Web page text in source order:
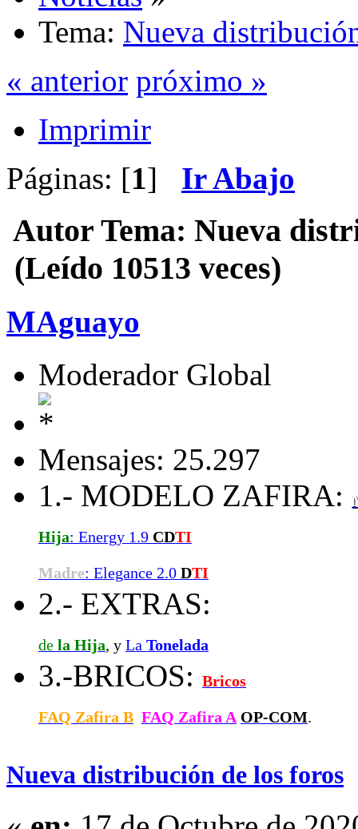
Tema: Nueva
« anterior próximo »
Imprimir
Páginas: [1] Ir Abajo
Autor Tema: Nueva
(Leído 10513 veces)
MAguayo
Moderador Global
Mensajes: 25.297
1.- MODELO ZAFIRA:
Hija: Energy 1.9 CDTI
Madre: Elegance 2.0 DTI
2.- EXTRAS:
de la Hija, y La Tonelada
3.-BRICOS: Bricos
FAQ Zafira B FAQ Zafira A OP-COM.
Nueva distribución de los foros